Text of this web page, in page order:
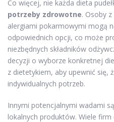
Co więcej, nie każda dieta
potrzeby zdrowotne. Osoby
alergiami pokarmowymi mogą
odpowiednich opcji, co może
niezbędnych składników
decyzji o wyborze konkretnej
z dietetykiem, aby upewnić się,
indywidualnych potrzeb.
Innymi potencjalnymi wadami są
lokalnych produktów. Wiele